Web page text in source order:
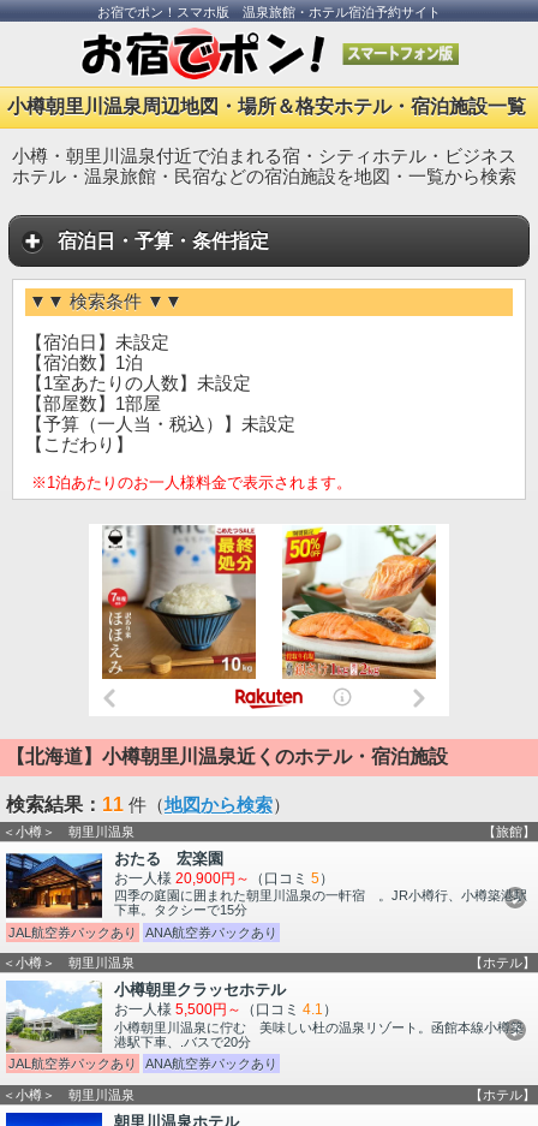
お宿でポン！スマホ版 温泉旅館・ホテル宿泊予約サイト
小樽朝里川温泉周辺地図・場所＆格安ホテル・宿泊施設一覧
小樽・朝里川温泉付近で泊まれる宿・シティホテル・ビジネス
ホテル・温泉旅館・民宿などの宿泊施設を地図・一覧から検索
宿泊日・予算・条件指定
▼▼ 検索条件 ▼▼
【宿泊日】未設定
【宿泊数】1泊
【1室あたりの人数】未設定
【部屋数】1部屋
【予算（一人当・税込）】未設定
【こだわり】
※1泊あたりのお一人様料金で表示されます。
【北海道】小樽朝里川温泉近くのホテル・宿泊施設
検索結果： 11 件（地図から検索）
＜小樽＞ 朝里川温泉 【旅館】
おたる 宏楽園
お一人様 20,900円～ （口コミ 5）
四季の庭園に囲まれた朝里川温泉の一軒宿 。JR小樽行、小樽築港駅
下車。タクシーで15分
JAL航空券パックあり
ANA航空券パックあり
＜小樽＞ 朝里川温泉 【ホテル】
小樽朝里クラッセホテル
お一人様 5,500円～ （口コミ 4.1 ）
小樽朝里川温泉に佇む 美味しい杜の温泉リゾート。函館本線小樽築
港駅下車、.バスで20分
JAL航空券パックあり
ANA航空券パックあり
＜小樽＞ 朝里川温泉 【ホテル】
朝里川温泉ホテル